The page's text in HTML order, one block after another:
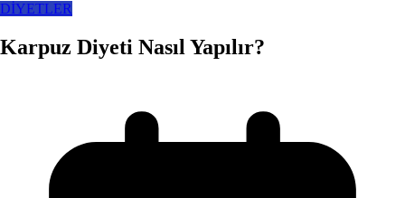
DİYETLER
Karpuz Diyeti Nasıl Yapılır?